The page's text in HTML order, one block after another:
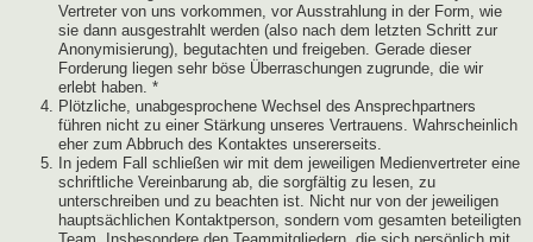
Vertreter von uns vorkommen, vor Ausstrahlung in der Form, wie
sie dann ausgestrahlt werden (also nach dem letzten Schritt zur
Anonymisierung), begutachten und freigeben. Gerade dieser
Forderung liegen sehr böse Überraschungen zugrunde, die wir
erlebt haben. *
Plötzliche, unabgesprochene Wechsel des Ansprechpartners
führen nicht zu einer Stärkung unseres Vertrauens. Wahrscheinlich
eher zum Abbruch des Kontaktes unsererseits.
In jedem Fall schließen wir mit dem jeweiligen Medienvertreter eine
schriftliche Vereinbarung ab, die sorgfältig zu lesen, zu
unterschreiben und zu beachten ist. Nicht nur von der jeweiligen
hauptsächlichen Kontaktperson, sondern vom gesamten beteiligten